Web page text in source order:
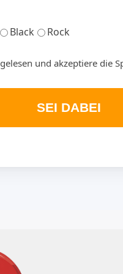
Black Rock
gelesen und akzeptiere die
SEI DABEI